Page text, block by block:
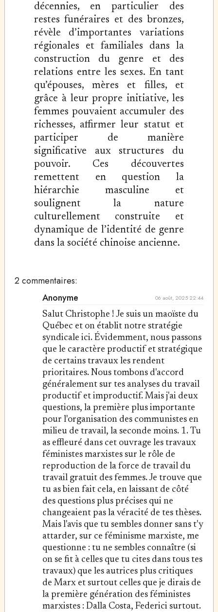
décennies, en particulier des
restes funéraires et des bronzes,
révèle d’importantes variations
régionales et familiales dans la
construction du genre et des
relations entre les sexes. En tant
qu’épouses, mères et filles, et
grâce à leur propre initiative, les
femmes pouvaient accumuler des
richesses, affirmer leur statut et
participer de manière
significative aux structures du
pouvoir. Ces découvertes
remettent en question la
hiérarchie masculine et
soulignent la nature
culturellement construite et
dynamique de l’identité de genre
dans la société chinoise ancienne.
2 commentaires:
Anonyme
06 août, 2025 22:44
Salut Christophe ! Je suis un maoïste du
Québec et on établit notre stratégie
syndicale ici. Évidemment, nous passons
que le caractère productif et stratégique
de certains travaux les rendent
prioritaires. Nous tombons d'accord
généralement sur tes analyses du travail
productif et improductif. Mais j'ai deux
questions, la première plus importante
pour l'organisation des communistes en
milieu de travail, la seconde moins. 1. Tu
as effleuré dans cet ouvrage les travaux
féministes marxistes sur le rôle de
reproduction de la force de travail du
travail gratuit des femmes. Je trouve que
tu as bien fait cela, en laissant de côté
des questions plus précises qui ne
changeaient pas la véracité de tes thèses.
Mais l'avis que tu sembles donner sans t'y
attarder, sur ce féminisme marxiste, me
questionne : tu ne sembles connaître (si
on se fit à celles que tu cites dans tous tes
travaux) que les autrices plus critiques
de Marx et surtout celles que je dirais de
la première génération des féministes
marxistes : Dalla Costa, Federici surtout.